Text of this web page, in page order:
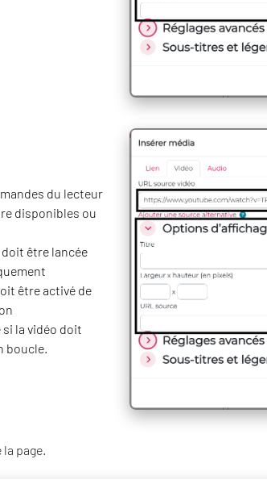
du lecteur
disponibles ou
doit être lancée
être activé de
si la vidéo doit
boucle.
page.